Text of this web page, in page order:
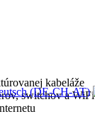
kabeláže
switchov a